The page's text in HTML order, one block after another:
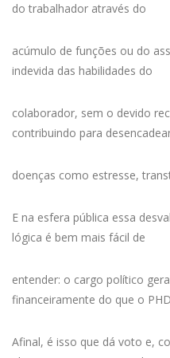
do trabalhador através do
acúmulo de funções ou do
indevida das habilidades do
colaborador, sem o devido
contribuindo para
doenças como estresse,
E na esfera pública essa
lógica é bem mais fácil de
entender: o cargo político
financeiramente do que o
Afinal, é isso que dá voto e,